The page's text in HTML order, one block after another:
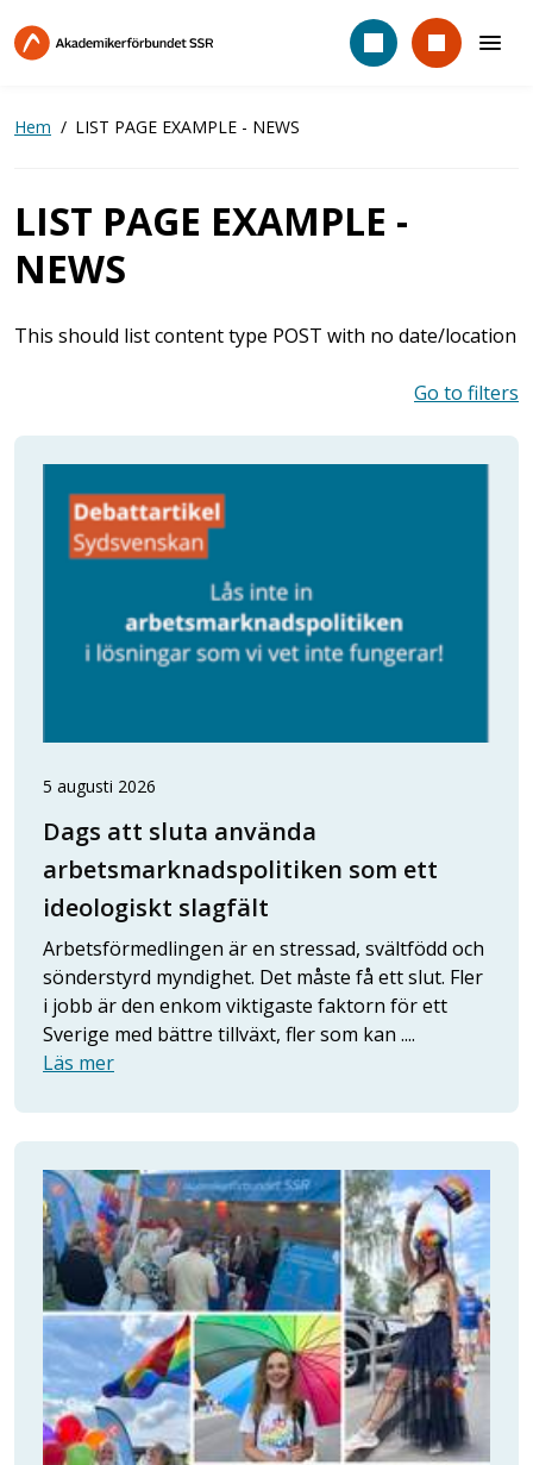
till
Hem LIST PAGE EXAMPLE - NEWS
LIST PAGE EXAMPLE -
NEWS
This should list content type POST with no date/location
Go to filters
5 augusti 2026
Dags att sluta använda
arbetsmarknadspolitiken som ett
ideologiskt slagfält
Arbetsförmedlingen är en stressad, svältfödd och
sönderstyrd myndighet. Det måste få ett slut. Fler
i jobb är den enkom viktigaste faktorn för ett
Sverige med bättre tillväxt, fler som kan ....
Läs mer